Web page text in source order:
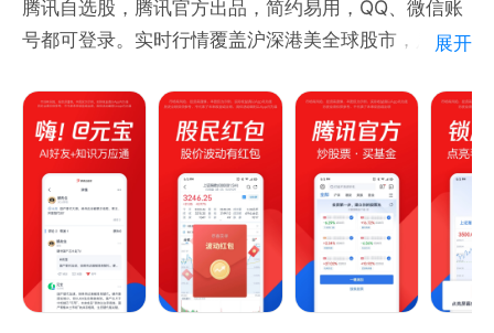
分析到盘中决策，智能选股工具为您的投资决策助力
●丰富活动——好礼天天领，更有丰富模拟活动带你轻
松玩转各类投资
腾讯自选股，腾讯官方出品，简约易用，QQ、微信账
号都可登录。实时行情覆盖沪深港美全球股市，足不出
经资讯推送，轻松获取有价值的讯息。还可设置股价提
醒，免费获知股票价格新动态。
【爆款功能，总有一款适合您】
界面清爽，简单便捷易上手
覆盖沪深港美全球股市，一眼便知天下事
精选财经要闻7*24小时滚动 ，价值更高，推送更快
展开